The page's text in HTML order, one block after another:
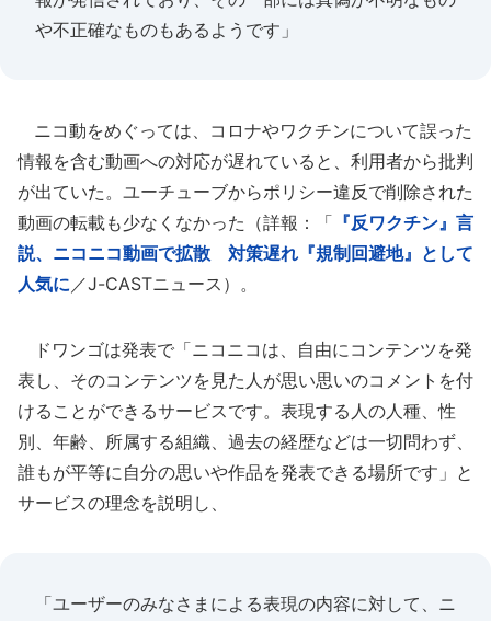
や不正確なものもあるようです」
ニコ動をめぐっては、コロナやワクチンについて誤った
情報を含む動画への対応が遅れていると、利用者から批判
が出ていた。ユーチューブからポリシー違反で削除された
動画の転載も少なくなかった（詳報：「 『反ワクチン』言
説、ニコニコ動画で拡散 対策遅れ『規制回避地』として
人気に ／J-CASTニュース）。
ドワンゴは発表で「ニコニコは、自由にコンテンツを発
表し、そのコンテンツを見た人が思い思いのコメントを付
けることができるサービスです。表現する人の人種、性
別、年齢、所属する組織、過去の経歴などは一切問わず、
誰もが平等に自分の思いや作品を発表できる場所です」と
サービスの理念を説明し、
「ユーザーのみなさまによる表現の内容に対して、ニ